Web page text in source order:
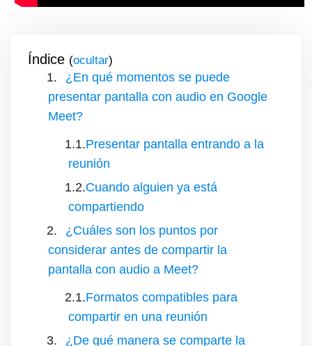
Índice ( )
¿En qué momentos se puede
presentar pantalla con audio en Google
Meet?
Presentar pantalla entrando a la
reunión
Cuando alguien ya está
compartiendo
¿Cuáles son los puntos por
considerar antes de compartir la
pantalla con audio a Meet?
Formatos compatibles para
compartir en una reunión
¿De qué manera se comparte la